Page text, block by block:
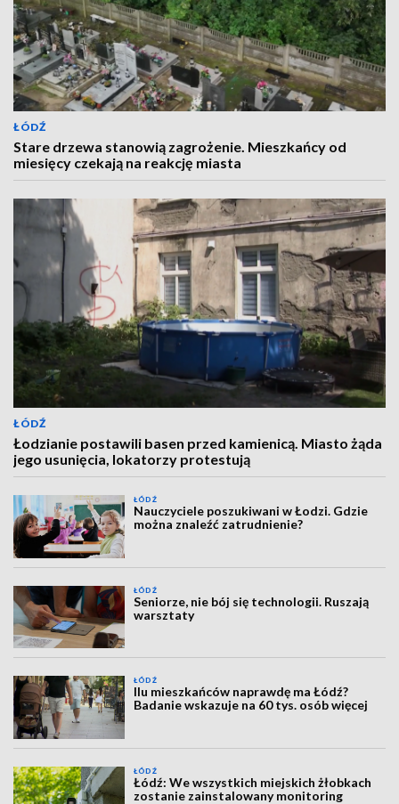
ŁÓDŹ
Stare drzewa stanowią zagrożenie. Mieszkańcy od
miesięcy czekają na reakcję miasta
ŁÓDŹ
Łodzianie postawili basen przed kamienicą. Miasto żąda
jego usunięcia, lokatorzy protestują
ŁÓDŹ
Nauczyciele poszukiwani w Łodzi. Gdzie
można znaleźć zatrudnienie?
ŁÓDŹ
Seniorze, nie bój się technologii. Ruszają
warsztaty
ŁÓDŹ
Ilu mieszkańców naprawdę ma Łódź?
Badanie wskazuje na 60 tys. osób więcej
ŁÓDŹ
Łódź: We wszystkich miejskich żłobkach
zostanie zainstalowany monitoring